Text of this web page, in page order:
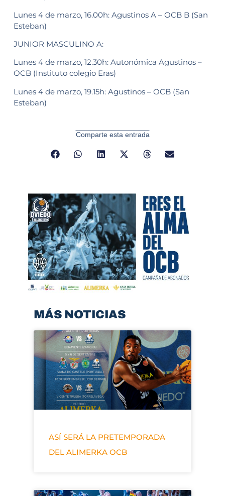
Lunes 4 de marzo, 16.00h: Agustinos A – OCB B (San
Esteban)
JUNIOR MASCULINO A:
Lunes 4 de marzo, 12.30h: Autonómica Agustinos –
OCB (Instituto colegio Eras)
Lunes 4 de marzo, 19.15h: Agustinos – OCB (San
Esteban)
Comparte esta entrada
MÁS NOTICIAS
ASÍ SERÁ LA PRETEMPORADA
DEL ALIMERKA OCB